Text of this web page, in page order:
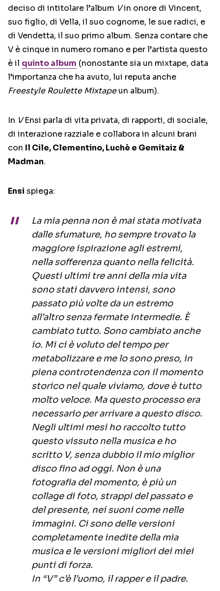
deciso di intitolare l’album Vin onore di Vincent,
suo figlio, di Vella, il suo cognome, le sue radici, e
di Vendetta, il suo primo album. Senza contare che
V è cinque in numero romano e per l’artista questo
è il quinto album (nonostante sia un mixtape, data
l’importanza che ha avuto, lui reputa anche
Freestyle Roulette Mixtapeun album).
In VEnsi parla di vita privata, di rapporti, di sociale,
di interazione razziale e collabora in alcuni brani
con Il Cile, Clementino, Luchè e Gemitaiz &
Madman.
Ensi spiega:
La mia penna non è mai stata motivata
dalle sfumature, ho sempre trovato la
maggiore ispirazione agli estremi,
nella sofferenza quanto nella felicità.
Questi ultimi tre anni della mia vita
sono stati davvero intensi, sono
passato più volte da un estremo
all’altro senza fermate intermedie. È
cambiato tutto. Sono cambiato anche
io. Mi ci è voluto del tempo per
metabolizzare e me lo sono preso, in
piena controtendenza con il momento
storico nel quale viviamo, dove è tutto
molto veloce. Ma questo processo era
necessario per arrivare a questo disco.
Negli ultimi mesi ho raccolto tutto
questo vissuto nella musica e ho
scritto V, senza dubbio il mio miglior
disco fino ad oggi. Non è una
fotografia del momento, è più un
collage di foto, strappi del passato e
del presente, nei suoni come nelle
immagini. Ci sono delle versioni
completamente inedite della mia
musica e le versioni migliori dei miei
punti di forza.
In “V” c’è l’uomo, il rapper e il padre.